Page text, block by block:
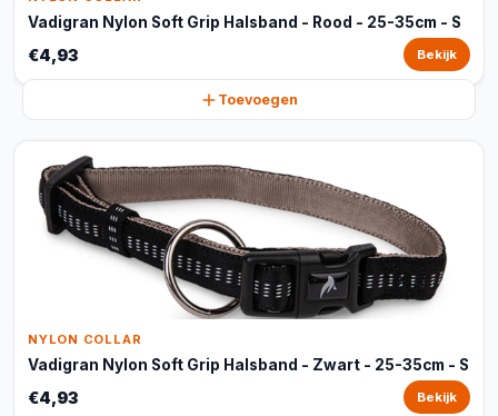
Vadigran Nylon Soft Grip Halsband - Rood - 25-35cm - S
€4,93 Bekijk
Toevoegen
NYLON COLLAR
Vadigran Nylon Soft Grip Halsband - Zwart - 25-35cm - S
€4,93 Bekijk